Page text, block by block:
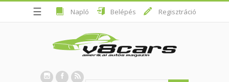
☰ Napló Belépés Regisztráció